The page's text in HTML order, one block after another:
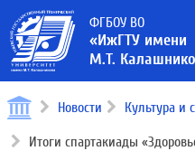
ФГБОУ ВО
«ИжГТУ имени
М.Т.
Новости Культура и
Итоги спартакиады